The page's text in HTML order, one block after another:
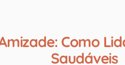
Como
Saudáveis